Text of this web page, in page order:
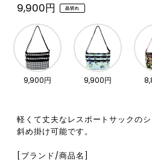
9,900円 品切れ
9,900円 9,900円
軽くて丈夫なレスポートサックのシ
斜め掛け可能です。
[ブランド/商品名]